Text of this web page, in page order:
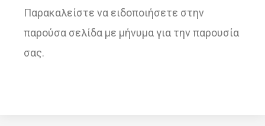
Παρακαλείστε να ειδοποιήσετε στην
παρούσα σελίδα με μήνυμα για την παρουσία
σας.